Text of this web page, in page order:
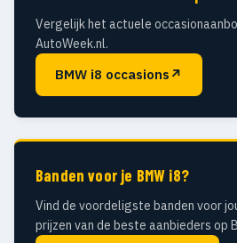
Vergelijk het actuele
AutoWeek.nl.
BMW i8 occasions ↗
Banden voor je BMW i8?
Vind de voordeligste banden voor
prijzen van de beste aanbieders op